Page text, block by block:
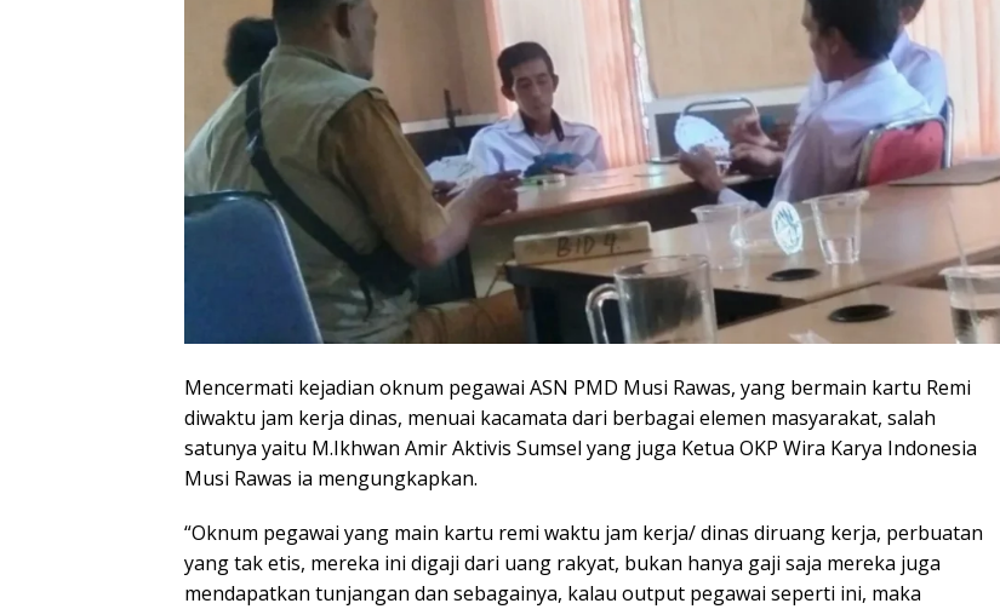
Mencermati kejadian oknum pegawai ASN PMD Musi Rawas, yang bermain kartu Remi
diwaktu jam kerja dinas, menuai kacamata dari berbagai elemen masyarakat, salah
satunya yaitu M.Ikhwan Amir Aktivis Sumsel yang juga Ketua OKP Wira Karya Indonesia
Musi Rawas ia mengungkapkan.
“Oknum pegawai yang main kartu remi waktu jam kerja/ dinas diruang kerja, perbuatan
yang tak etis, mereka ini digaji dari uang rakyat, bukan hanya gaji saja mereka juga
mendapatkan tunjangan dan sebagainya, kalau output pegawai seperti ini, maka